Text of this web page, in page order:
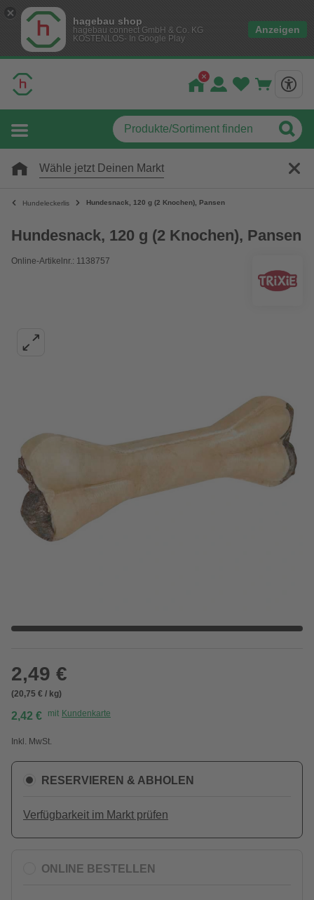
hagebau shop
hagebau connect GmbH & Co. KG
KOSTENLOS- In Google Play
Anzeigen
Wähle jetzt Deinen Markt
Hundeleckerlis Hundesnack, 120 g (2 Knochen), Pansen
Hundesnack, 120 g (2 Knochen), Pansen
Online-Artikelnr.: 1138757
2,49 €
(20,75 € / kg)
2,42 € mit Kundenkarte
Inkl. MwSt.
RESERVIEREN & ABHOLEN
Verfügbarkeit im Markt prüfen
ONLINE BESTELLEN